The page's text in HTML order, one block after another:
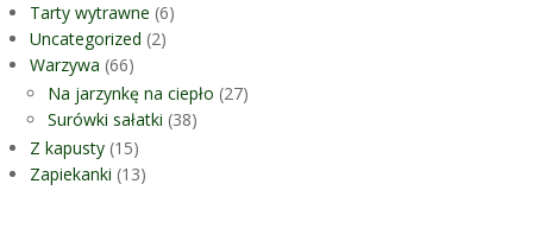
Tarty wytrawne (6)
Uncategorized (2)
Warzywa (66)
Na jarzynkę na ciepło (27)
Surówki sałatki (38)
Z kapusty (15)
Zapiekanki (13)